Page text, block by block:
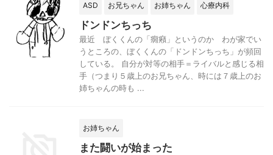
ASD お兄ちゃん お姉ちゃん 心療内科
ドンドンちっち
最近 ぼくくんの「癇癪」というのか わが家でい
うところの、ぼくくんの「ドンドンちっち」が頻回
している。 自分が対等の相手＝ライバルと感じる相
手（つまり５歳上のお兄ちゃん、時には７歳上のお
姉ちゃんの時も ...
お姉ちゃん
また闘いが始まった